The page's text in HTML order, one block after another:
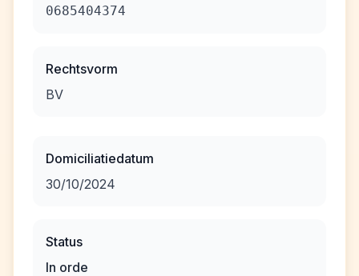
0685404374
Rechtsvorm
BV
Domiciliatiedatum
30/10/2024
Status
In orde